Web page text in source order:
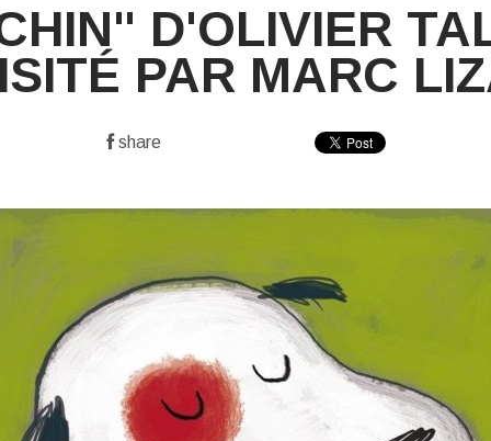
D'OLIVIER
PAR MARC
share